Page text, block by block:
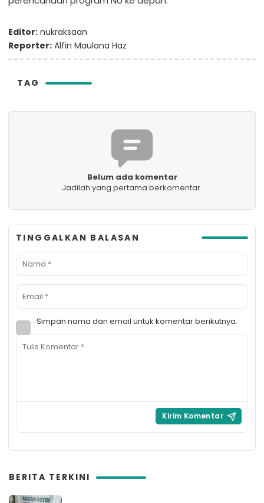
Editor: nukraksaan
Reporter: Alfin Maulana Haz
TAG
Belum ada komentar
Jadilah yang pertama berkomentar.
TINGGALKAN BALASAN
Simpan nama dan email untuk komentar berikutnya.
BERITA TERKINI